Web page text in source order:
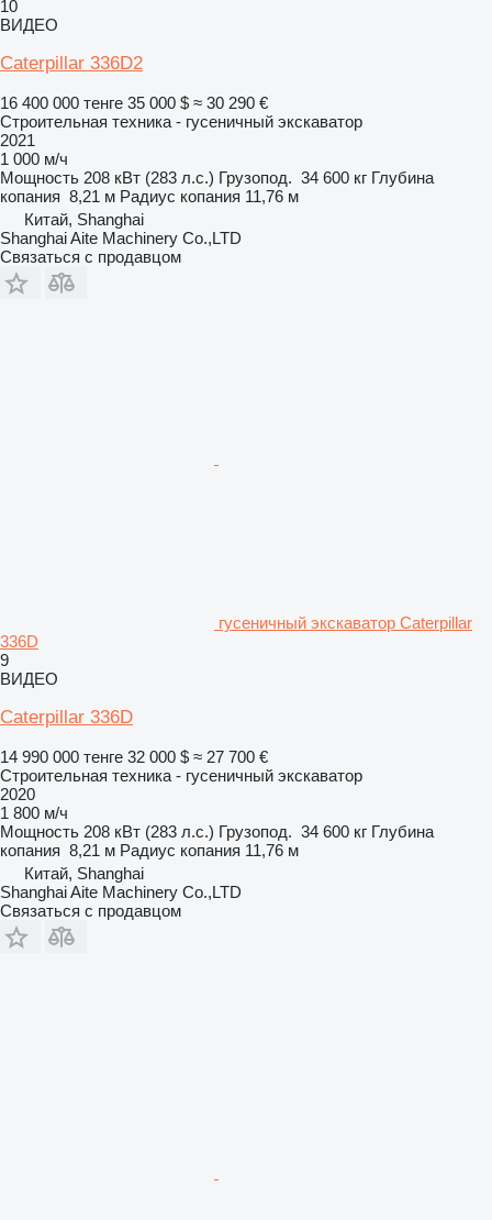
10
ВИДЕО
Caterpillar 336D2
16 400 000 тенге 35 000 $ ≈ 30 290 €
Строительная техника - гусеничный экскаватор
2021
1 000 м/ч
Мощность 208 кВт (283 л.с.) Грузопод. 34 600 кг Глубина
копания 8,21 м Радиус копания 11,76 м
Китай, Shanghai
Shanghai Aite Machinery Co.,LTD
Связаться с продавцом
гусеничный экскаватор Caterpillar
336D
9
ВИДЕО
Caterpillar 336D
14 990 000 тенге 32 000 $ ≈ 27 700 €
Строительная техника - гусеничный экскаватор
2020
1 800 м/ч
Мощность 208 кВт (283 л.с.) Грузопод. 34 600 кг Глубина
копания 8,21 м Радиус копания 11,76 м
Китай, Shanghai
Shanghai Aite Machinery Co.,LTD
Связаться с продавцом